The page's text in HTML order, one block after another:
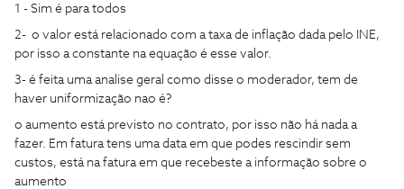
1 - Sim é para todos
2- o valor está relacionado com a taxa de inflação dada pelo INE,
por isso a constante na equação é esse valor.
3- é feita uma analise geral como disse o moderador, tem de
haver uniformização nao é?
o aumento está previsto no contrato, por isso não há nada a
fazer. Em fatura tens uma data em que podes rescindir sem
custos, está na fatura em que recebeste a informação sobre o
aumento